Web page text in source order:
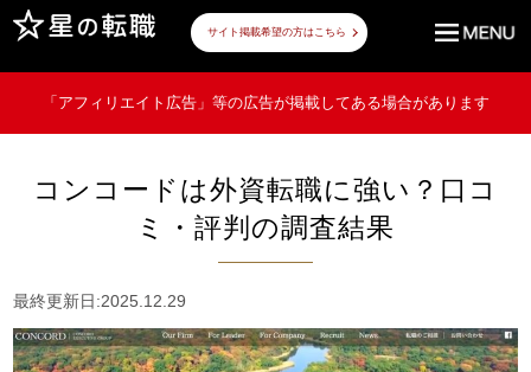
サイト掲載希望の方はこちら
「アフィリエイト広告」等の広告が掲載してある場合があります
コンコードは外資転職に強い？口コ
ミ・評判の調査結果
最終更新日:2025.12.29